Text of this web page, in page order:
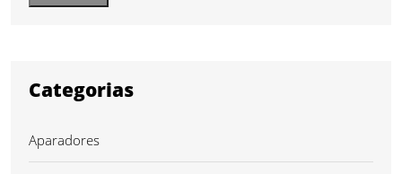
Categorias
Aparadores